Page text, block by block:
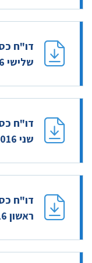
דו"ח
שלישי 2016
דו"ח
שני 2016
דו"ח
ראשון 2016